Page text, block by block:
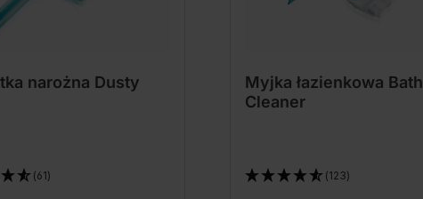
narożna Dusty
(61)
Myjka łazienkowa Bath
Cleaner
(123)